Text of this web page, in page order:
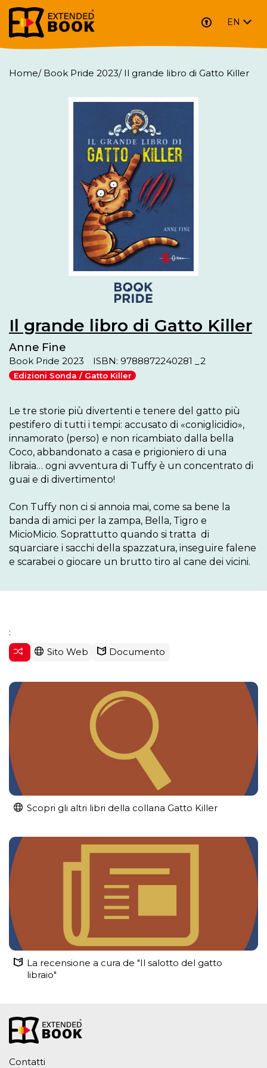
EN
Home/ Book Pride 2023/ Il grande libro di Gatto Killer
Il grande libro di Gatto Killer
Anne Fine
Book Pride 2023 ISBN: 9788872240281 _2
Edizioni Sonda / Gatto Killer
Le tre storie più divertenti e tenere del gatto più
pestifero di tutti i tempi: accusato di «coniglicidio»,
innamorato (perso) e non ricambiato dalla bella
Coco, abbandonato a casa e prigioniero di una
libraia… ogni avventura di Tuffy è un concentrato di
guai e di divertimento!
Con Tuffy non ci si annoia mai, come sa bene la
banda di amici per la zampa, Bella, Tigro e
MicioMicio. Soprattutto quando si tratta  di
squarciare i sacchi della spazzatura, inseguire falene
e scarabei o giocare un brutto tiro al cane dei vicini.
:
Sito Web
Documento
Scopri gli altri libri della collana Gatto Killer
La recensione a cura de "Il salotto del gatto
libraio"
Contatti